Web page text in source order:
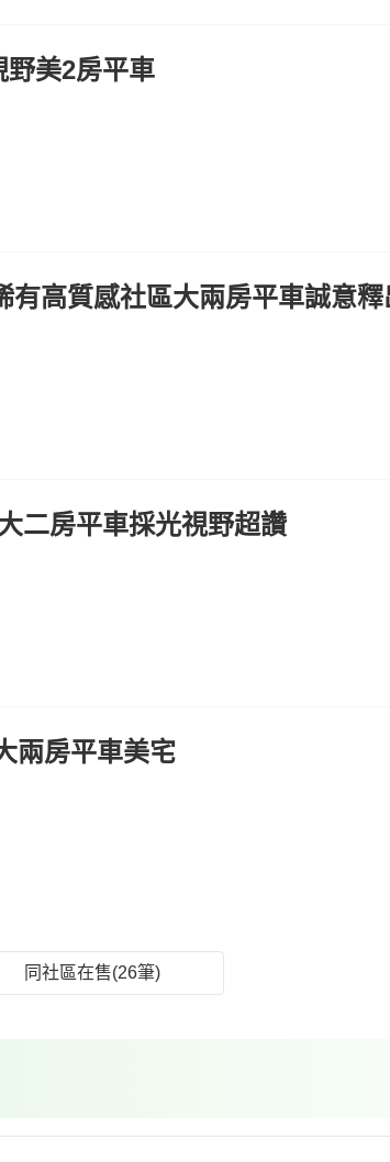
美2房平車
有高質感社區大兩房平車誠意釋
二房平車採光視野超讚
兩房平車美宅
同社區在售(26筆)